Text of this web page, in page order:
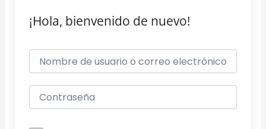
¡Hola, bienvenido de nuevo!